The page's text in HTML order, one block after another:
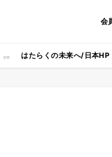
会
はたらくの未来へ/日本HP